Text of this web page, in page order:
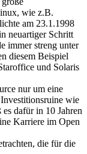
Konkurrenz im
wie z.B.
am 23.1.1998
neuartiger Schritt
immer streng unter
diesem Beispiel
und Solaris
nur um eine
wie
dafür in 10 Jahren
Karriere im Open